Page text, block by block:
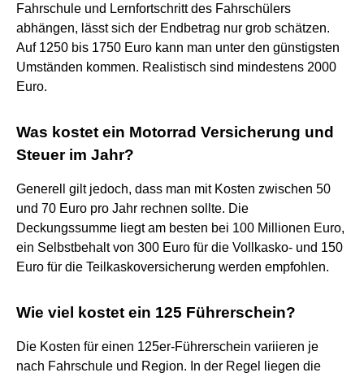
Fahrschule und Lernfortschritt des Fahrschülers
abhängen, lässt sich der Endbetrag nur grob schätzen.
Auf 1250 bis 1750 Euro kann man unter den günstigsten
Umständen kommen. Realistisch sind mindestens 2000
Euro.
Was kostet ein Motorrad Versicherung und
Steuer im Jahr?
Generell gilt jedoch, dass man mit Kosten zwischen 50
und 70 Euro pro Jahr rechnen sollte. Die
Deckungssumme liegt am besten bei 100 Millionen Euro,
ein Selbstbehalt von 300 Euro für die Vollkasko- und 150
Euro für die Teilkaskoversicherung werden empfohlen.
Wie viel kostet ein 125 Führerschein?
Die Kosten für einen 125er-Führerschein variieren je
nach Fahrschule und Region. In der Regel liegen die